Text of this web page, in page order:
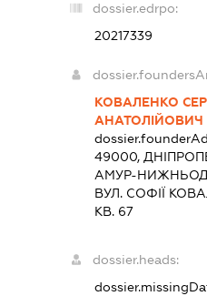
dossier.edrpo:
20217339
КОВАЛЕНКО
АНАТОЛІЙОВИЧ
49000,
АМУР-
ВУЛ. СОФІЇ
КВ. 67
dossier.heads: